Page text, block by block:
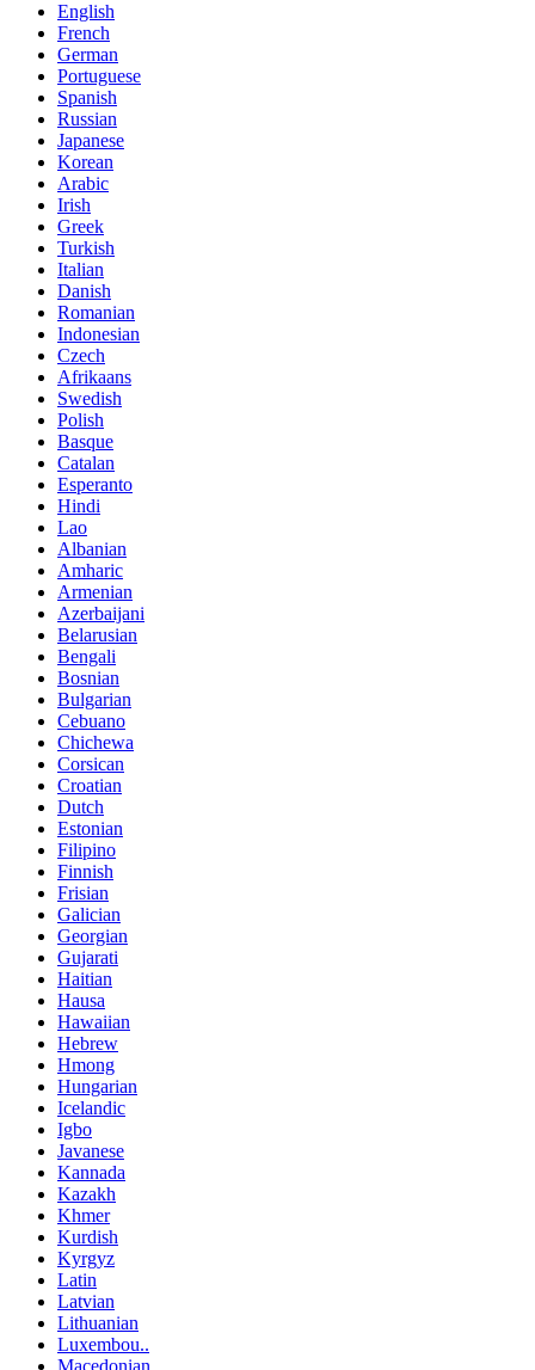
English
French
German
Portuguese
Spanish
Russian
Japanese
Korean
Arabic
Irish
Greek
Turkish
Italian
Danish
Romanian
Indonesian
Czech
Afrikaans
Swedish
Polish
Basque
Catalan
Esperanto
Hindi
Lao
Albanian
Amharic
Armenian
Azerbaijani
Belarusian
Bengali
Bosnian
Bulgarian
Cebuano
Chichewa
Corsican
Croatian
Dutch
Estonian
Filipino
Finnish
Frisian
Galician
Georgian
Gujarati
Haitian
Hausa
Hawaiian
Hebrew
Hmong
Hungarian
Icelandic
Igbo
Javanese
Kannada
Kazakh
Khmer
Kurdish
Kyrgyz
Latin
Latvian
Lithuanian
Luxembou..